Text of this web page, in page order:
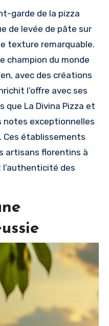
garde de la pizza
de levée de pâte sur
texture remarquable.
champion du monde
avec des créations
l’offre avec ses
La Divina Pizza et
notes exceptionnelles
Ces établissements
artisans florentins à
des